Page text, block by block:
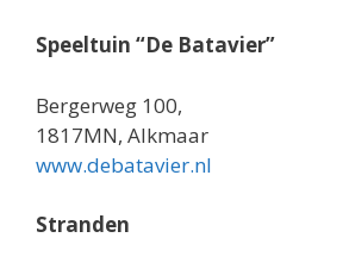
Speeltuin “De Batavier”
Bergerweg 100,
1817MN, Alkmaar
www.debatavier.nl
Stranden